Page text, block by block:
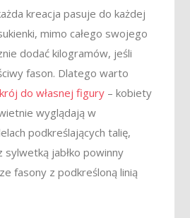
kreacja pasuje do każdej
mimo całego swojego
dodać kilogramów, jeśli
fason. Dlatego warto
do własnej figury – kobiety
wyglądają w
podkreślających talię,
sylwetką jabłko powinny
fasony z podkreśloną linią